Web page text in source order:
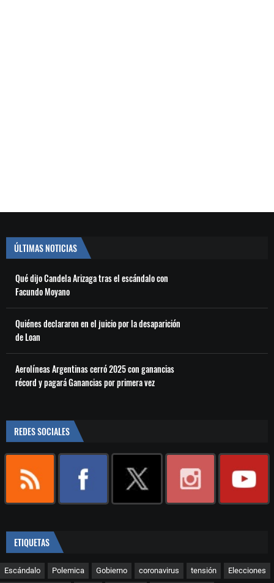
ÚLTIMAS NOTICIAS
Qué dijo Candela Arizaga tras el escándalo con
Facundo Moyano
Quiénes declararon en el juicio por la desaparición
de Loan
Aerolíneas Argentinas cerró 2025 con ganancias
récord y pagará Ganancias por primera vez
REDES SOCIALES
ETIQUETAS
Escándalo Polemica Gobierno coronavirus tensión Elecciones